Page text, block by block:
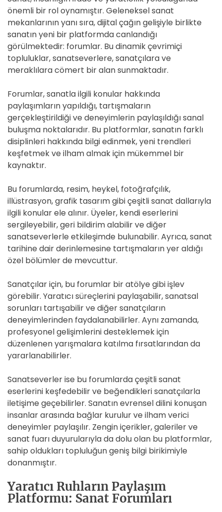
önemli bir rol oynamıştır. Geleneksel sanat
mekanlarının yanı sıra, dijital çağın gelişiyle birlikte
sanatın yeni bir platformda canlandığı
görülmektedir: forumlar. Bu dinamik çevrimiçi
topluluklar, sanatseverlere, sanatçılara ve
meraklılara cömert bir alan sunmaktadır.
Forumlar, sanatla ilgili konular hakkında
paylaşımların yapıldığı, tartışmaların
gerçekleştirildiği ve deneyimlerin paylaşıldığı sanal
buluşma noktalarıdır. Bu platformlar, sanatın farklı
disiplinleri hakkında bilgi edinmek, yeni trendleri
keşfetmek ve ilham almak için mükemmel bir
kaynaktır.
Bu forumlarda, resim, heykel, fotoğrafçılık,
illüstrasyon, grafik tasarım gibi çeşitli sanat dallarıyla
ilgili konular ele alınır. Üyeler, kendi eserlerini
sergileyebilir, geri bildirim alabilir ve diğer
sanatseverlerle etkileşimde bulunabilir. Ayrıca, sanat
tarihine dair derinlemesine tartışmaların yer aldığı
özel bölümler de mevcuttur.
Sanatçılar için, bu forumlar bir atölye gibi işlev
görebilir. Yaratıcı süreçlerini paylaşabilir, sanatsal
sorunları tartışabilir ve diğer sanatçıların
deneyimlerinden faydalanabilirler. Aynı zamanda,
profesyonel gelişimlerini desteklemek için
düzenlenen yarışmalara katılma fırsatlarından da
yararlanabilirler.
Sanatseverler ise bu forumlarda çeşitli sanat
eserlerini keşfedebilir ve beğendikleri sanatçılarla
iletişime geçebilirler. Sanatın evrensel dilini konuşan
insanlar arasında bağlar kurulur ve ilham verici
deneyimler paylaşılır. Zengin içerikler, galeriler ve
sanat fuarı duyurularıyla da dolu olan bu platformlar,
sahip oldukları topluluğun geniş bilgi birikimiyle
donanmıştır.
Yaratıcı Ruhların Paylaşım
Platformu: Sanat Forumları